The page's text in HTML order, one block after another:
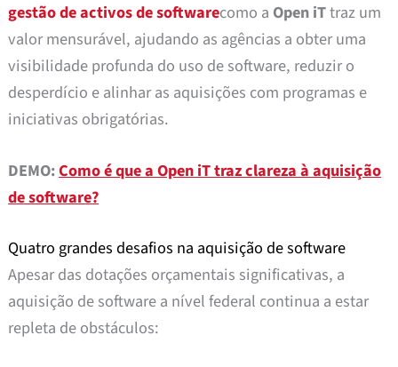
gestão de activos de softwarecomo a Open iTtraz um
valor mensurável, ajudando as agências a obter uma
visibilidade profunda do uso de software, reduzir o
desperdício e alinhar as aquisições com programas e
iniciativas obrigatórias.
DEMO:Como é que a Open iT traz clareza à aquisição
de software?
Quatro grandes desafios na aquisição de software
Apesar das dotações orçamentais significativas, a
aquisição de software a nível federal continua a estar
repleta de obstáculos: